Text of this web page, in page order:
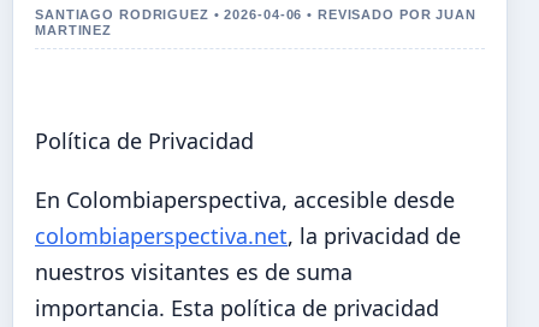
SANTIAGO RODRIGUEZ • 2026-04-06 • REVISADO POR JUAN
MARTINEZ
Política de Privacidad
En Colombiaperspectiva, accesible desde
colombiaperspectiva.net, la privacidad de
nuestros visitantes es de suma
importancia. Esta política de privacidad